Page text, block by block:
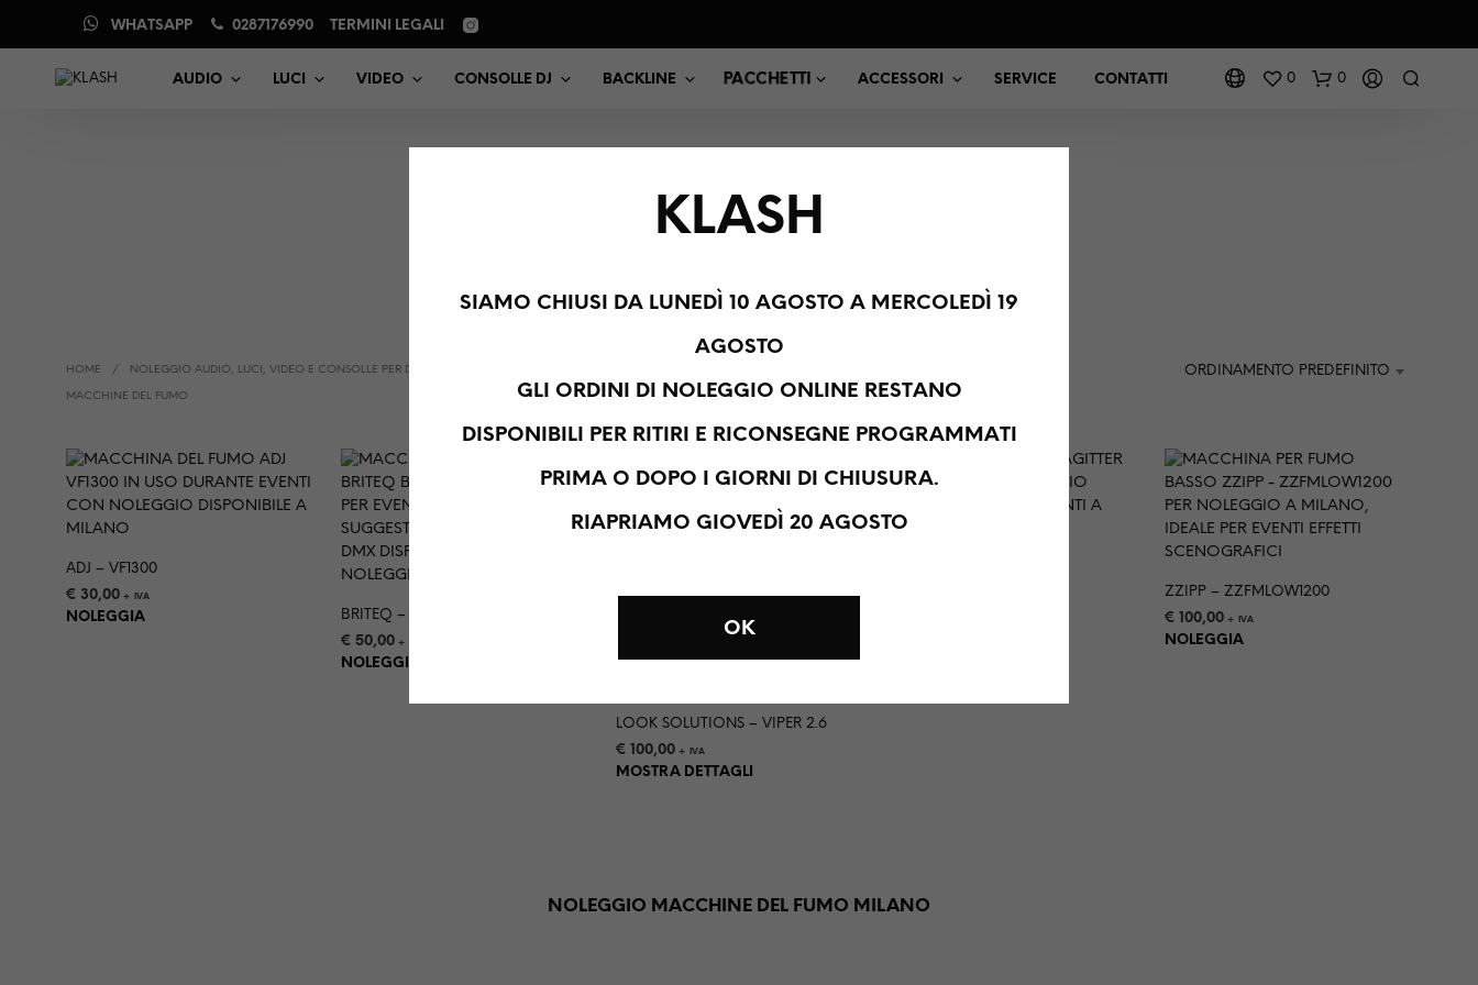
WHATSAPP 0287176990 TERMINI LEGALI
AUDIO LUCI VIDEO CONSOLLE DJ BACKLINE PACCHETTI ACCESSORI SERVICE CONTATTI 0 0
MACCHINE DEL FUMO
HOME / NOLEGGIO AUDIO, LUCI, VIDEO E CONSOLLE PER DJ
MACCHINE DEL FUMO
ORDINAMENTO PREDEFINITO
ADJ – VF1300
€ 30,00 + IVA
NOLEGGIA
BRITEQ – BT-FAZE 7500
€ 50,00 + IVA
NOLEGGIA
LOOK SOLUTIONS – VIPER 2.6
€ 100,00 + IVA
MOSTRA DETTAGLI
ZZIPP – ZZFMLOW1200
€ 100,00 + IVA
NOLEGGIA
NOLEGGIO MACCHINE DEL FUMO MILANO
KLASH
SIAMO CHIUSI DA LUNEDÌ 10 AGOSTO A MERCOLEDÌ 19
AGOSTO
GLI ORDINI DI NOLEGGIO ONLINE RESTANO
DISPONIBILI PER RITIRI E RICONSEGNE PROGRAMMATI
PRIMA O DOPO I GIORNI DI CHIUSURA.
RIAPRIAMO GIOVEDÌ 20 AGOSTO
OK